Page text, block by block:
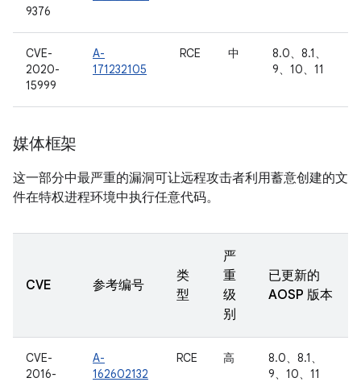
9376
CVE-
2020-
15999
A-
171232105
RCE 中
8.0、8.1、
9、10、11
媒体框架
这一部分中最严重的漏洞可让远程攻击者利用蓄意创建的文
件在特权进程环境中执行任意代码。
CVE 参考编号
类
型
严
重
级
别
已更新的
AOSP 版本
CVE-
2016-
A-
162602132
RCE 高
8.0、8.1、
9、10、11